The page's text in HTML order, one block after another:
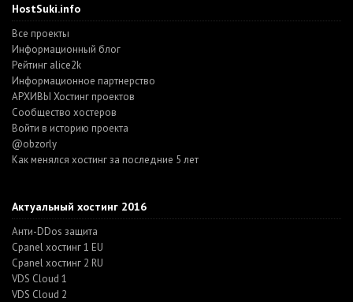
HostSuki.info
Все проекты
Информационный блог
Рейтинг alice2k
Информационное партнерство
АРХИВЫ Хостинг проектов
Cообщество хостеров
Войти в историю проекта
@obzorly
Как менялся хостинг за последние 5 лет
Актуальный хостинг 2016
Анти-DDos защита
Cpanel хостинг 1 EU
Cpanel хостинг 2 RU
VDS Cloud 1
VDS Cloud 2